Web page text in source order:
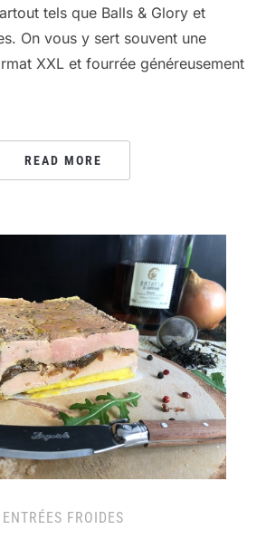
tels que Balls & Glory et
On vous y sert souvent une
XXL et fourrée généreusement
READ MORE
ENTRÉES FROIDES